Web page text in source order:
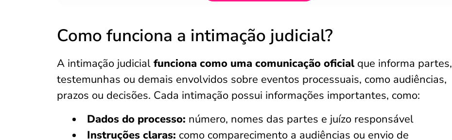
Como funciona a intimação judicial?
A intimação judicial funciona como uma comunicação oficial que informa partes,
testemunhas ou demais envolvidos sobre eventos processuais, como audiências,
prazos ou decisões. Cada intimação possui informações importantes, como:
Dados do processo: número, nomes das partes e juízo responsável
Instruções claras: como comparecimento a audiências ou envio de